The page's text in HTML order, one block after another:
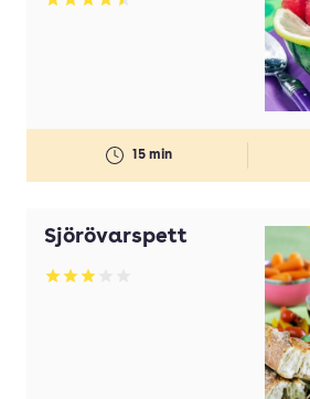
Betyg: 4.5 av 5
15 min
Sjörövarspett
Betyg: 3.07 av 5